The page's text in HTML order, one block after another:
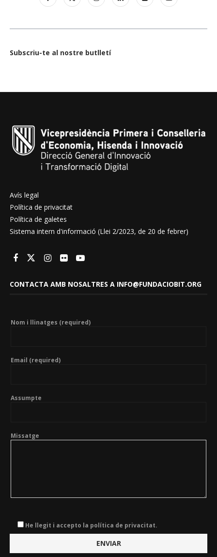
Subscriu-te al nostre butlletí
Avís legal
Política de privacitat
Política de galetes
Sistema intern d'informació (Llei 2/2023, de 20 de febrer)
CONTACTA AMB NOSALTRES A INFO@FUNDACIOBIT.ORG
Nom i llinatges (required)
Email (required)
Assumpte
Missatge
He llegit i accepto la política de privacitat.